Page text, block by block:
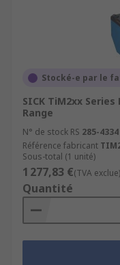
Stocké-e par le
SICK TiM2xx
Range
N° de stock RS 285-4334
Référence fabricant
Sous-total (1 unité)
1 277,83 €(TVA exclue)
Quantité